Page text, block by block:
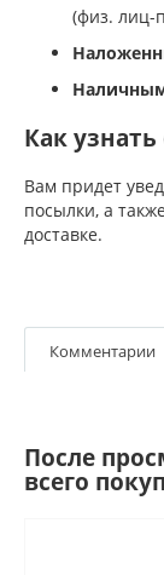
(физ. лиц-
Как
Вам придет
посылки, а
доставке.
Комментарии
После
всего